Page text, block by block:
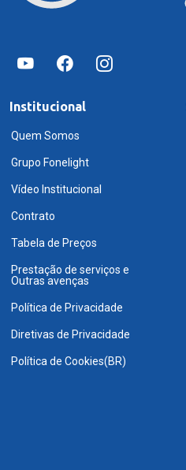
Institucional
Quem Somos
Grupo Fonelight
Vídeo Institucional
Contrato
Tabela de Preços
Prestação de serviços e
Outras avenças
Política de Privacidade
Diretivas de Privacidade
Política de Cookies(BR)